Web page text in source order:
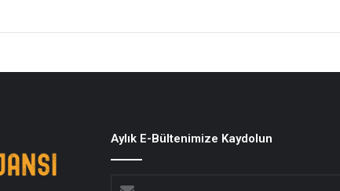
Aylık E-Bültenimize Kaydolun